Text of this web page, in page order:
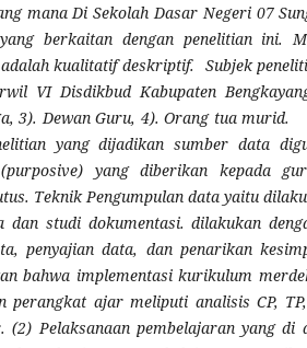
mana Di Sekolah Dasar Negeri 07
berkaitan dengan penelitian ini.
kualitatif deskriptif. Subjek
VI Disdikbud Kabupaten
3). Dewan Guru, 4). Orang tua
yang dijadikan sumber data
yang diberikan kepada
Teknik Pengumpulan data yaitu
dan studi dokumentasi. dilakukan
penyajian data, dan penarikan
bahwa implementasi kurikulum
perangkat ajar meliputi analisis CP,
(2) Pelaksanaan pembelajaran yang di